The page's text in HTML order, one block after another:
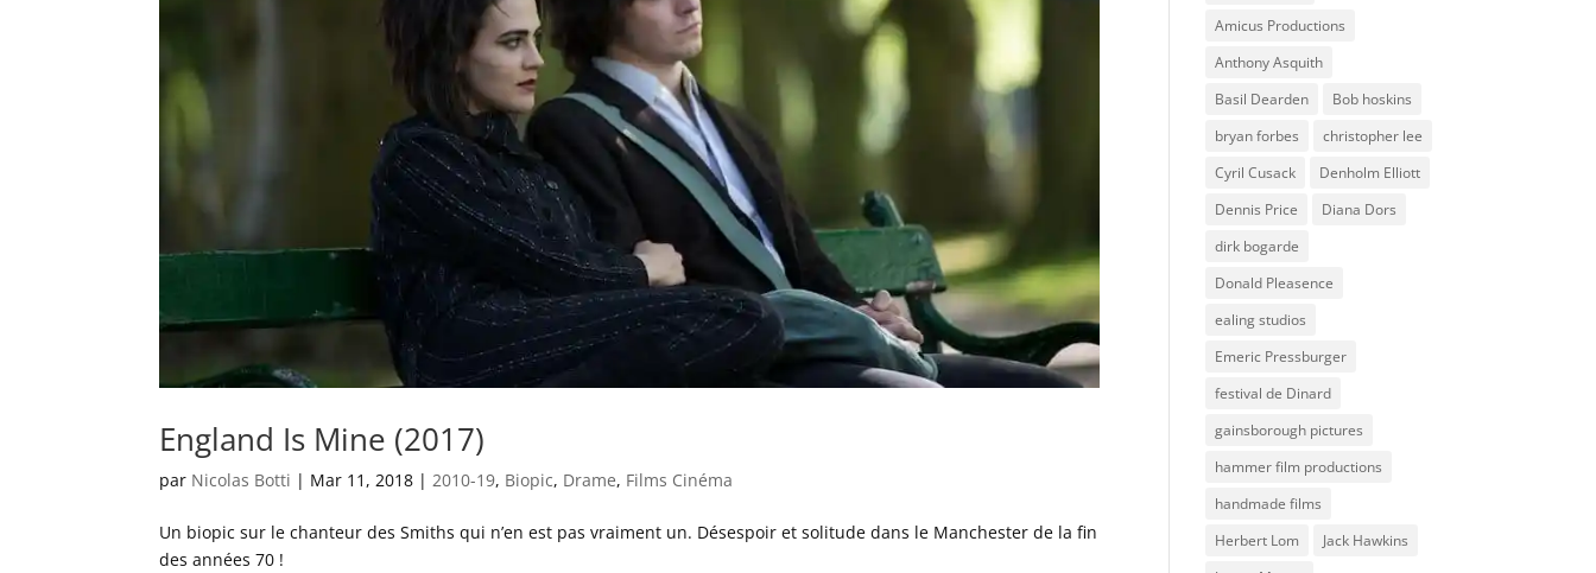
England Is Mine (2017)
par Nicolas Botti | Mar 11, 2018 |2010-19, Biopic, Drame, Films Cinéma
Un biopic sur le chanteur des Smiths qui n’en est pas vraiment un. Désespoir et solitude dans le Manchester de la fin
des années 70 !
Amicus Productions
Anthony Asquith
Basil Dearden
Bob hoskins
bryan forbes
christopher lee
Cyril Cusack
Denholm Elliott
Dennis Price
Diana Dors
dirk bogarde
Donald Pleasence
ealing studios
Emeric Pressburger
festival de Dinard
gainsborough pictures
hammer film productions
handmade films
Herbert Lom
Jack Hawkins